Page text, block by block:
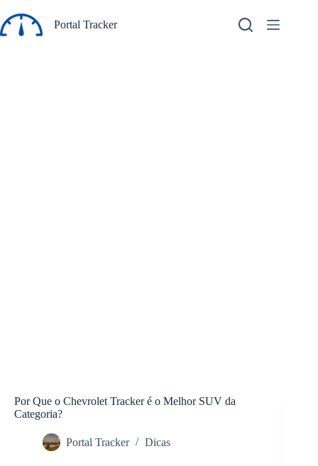
para
o
Portal Tracker
Por Que o Chevrolet Tracker é o Melhor SUV da
Categoria?
Portal Tracker Dicas